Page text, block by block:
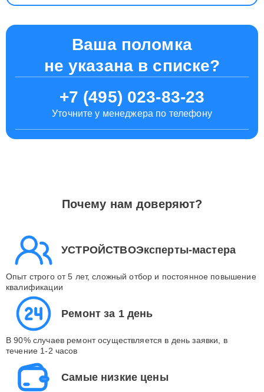
Ваша поломка
не указана в списке?
+7 (495) 023-83-23
Уточните у менеджера по телефону
Почему нам доверяют?
УСТРОЙСТВОЭксперты-мастера
Опыт строго от 5 лет, сложный отбор и постоянное повышение
квалификации
Ремонт за 1 день
В 90% случаев ремонт осуществляется в день заявки, в
течение 1-2 часов
Самые низкие цены